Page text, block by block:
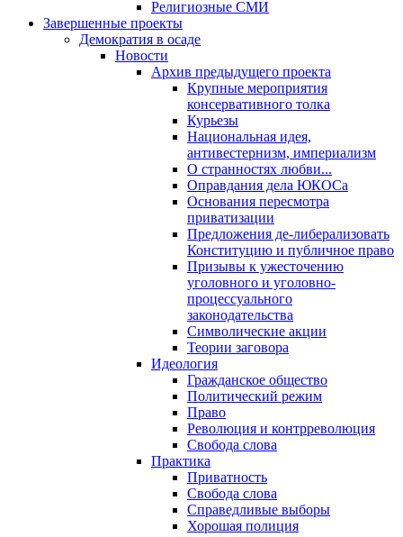
Религиозные СМИ
Завершенные проекты
Демократия в осаде
Новости
Архив предыдущего проекта
Крупные мероприятия
консервативного толка
Курьезы
Национальная идея,
антивестернизм, империализм
О странностях любви...
Оправдания дела ЮКОСа
Основания пересмотра
приватизации
Предложения де-либерализовать
Конституцию и публичное право
Призывы к ужесточению
уголовного и уголовно-
процессуального
законодательства
Символические акции
Теории заговора
Идеология
Гражданское общество
Политический режим
Право
Революция и контрреволюция
Свобода слова
Практика
Приватность
Свобода слова
Справедливые выборы
Хорошая полиция